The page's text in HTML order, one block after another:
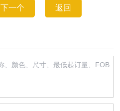
下一个 返回